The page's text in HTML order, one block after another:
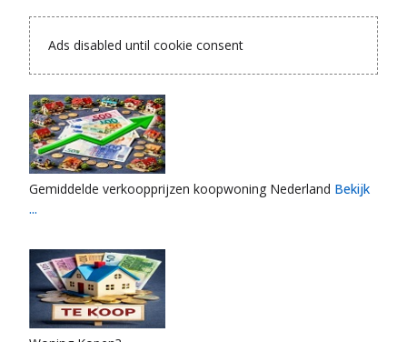
Ads disabled until cookie consent
Gemiddelde verkoopprijzen koopwoning Nederland Bekijk
...